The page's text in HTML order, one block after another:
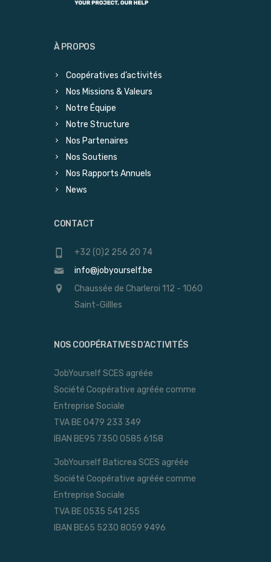
À PROPOS
Coopératives d’activités
Nos Missions & Valeurs
Notre Équipe
Notre Structure
Nos Partenaires
Nos Soutiens
Nos Rapports Annuels
News
CONTACT
+32 (0)2 256 20 74
info@jobyourself.be
Chaussée de Charleroi 112 - 1060
Saint-Gillles
NOS COOPÉRATIVES D’ACTIVITÉS
JobYourself SCES agréée
Société Coopérative agréée comme
Entreprise Sociale
TVA BE 0479 233 349
IBAN BE95 7350 0585 6158
JobYourself Baticrea SCES agréée
Société Coopérative agréée comme
Entreprise Sociale
TVA BE 0535 541 255
IBAN BE65 5230 8059 9496